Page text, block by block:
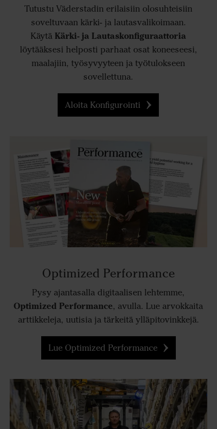
Tutustu Väderstadin erilaisiin olosuhteisiin
soveltuvaan kärki- ja lautasvalikoimaan.
KäytäKärki- ja Lautaskonfiguraattoria
löytääksesi helposti parhaat osat koneeseesi,
maalajiin, työsyvyyteen ja työtulokseen
sovellettuna.
Aloita Konfigurointi
Optimized Performance
Pysy ajantasalla digitaalisen lehtemme,
Optimized Performance, avulla. Lue arvokkaita
arttikkeleja, uutisia ja tärkeitä ylläpitovinkkejä.
Lue Optimized Performance